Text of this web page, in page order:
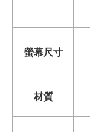
螢幕尺寸
材質